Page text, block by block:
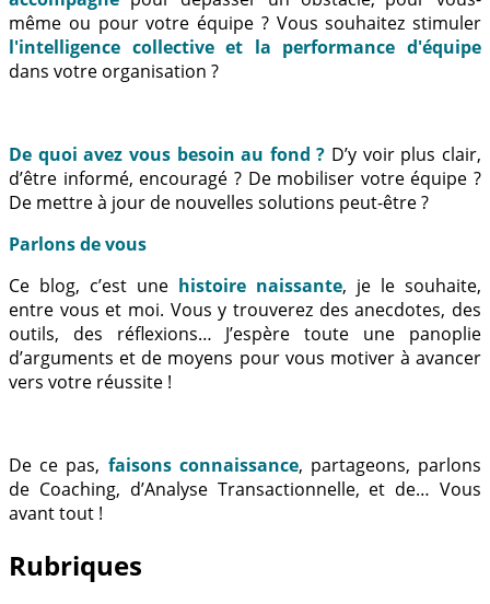
même ou pour votre équipe ? Vous souhaitez stimuler
l'intelligence collective et la performance d'équipe
dans votre organisation ?
De quoi avez vous besoin au fond ? D’y voir plus clair,
d’être informé, encouragé ? De mobiliser votre équipe ?
De mettre à jour de nouvelles solutions peut-être ?
Parlons de vous
Ce blog, c’est une histoire naissante, je le souhaite,
entre vous et moi. Vous y trouverez des anecdotes, des
outils, des réflexions… J’espère toute une panoplie
d’arguments et de moyens pour vous motiver à avancer
vers votre réussite !
De ce pas, faisons connaissance, partageons, parlons
de Coaching, d’Analyse Transactionnelle, et de… Vous
avant tout !
Rubriques